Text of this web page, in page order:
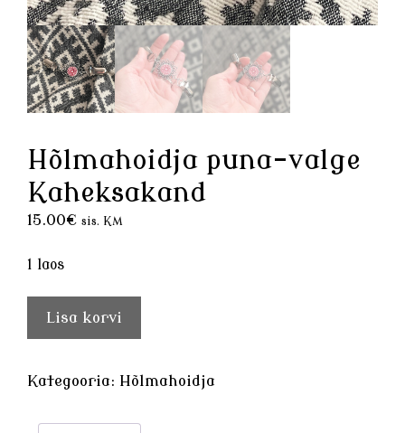
Hõlmahoidja puna-valge
Kaheksakand
15.00€ sis. KM
1 laos
Hõlmahoidja
Kaheksakand
Lisa korvi
Kategooria: Hõlmahoidja